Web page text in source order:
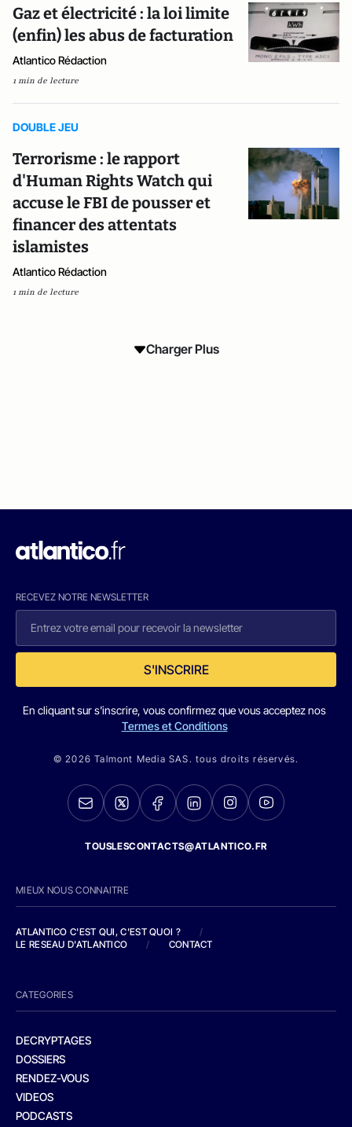
Gaz et électricité : la loi limite
(enfin) les abus de facturation
Atlantico Rédaction
1 min de lecture
DOUBLE JEU
Terrorisme : le rapport
d'Human Rights Watch qui
accuse le FBI de pousser et
financer des attentats
islamistes
Atlantico Rédaction
1 min de lecture
Charger Plus
RECEVEZ NOTRE NEWSLETTER
S'INSCRIRE
En cliquant sur s'inscrire, vous confirmez que vous acceptez nos
Termes et Conditions
© 2026 Talmont Media SAS. tous droits réservés.
TOUSLESCONTACTS@ATLANTICO.FR
MIEUX NOUS CONNAITRE
ATLANTICO C'EST QUI, C'EST QUOI ?
/
LE RESEAU D'ATLANTICO
/ CONTACT
CATEGORIES
DECRYPTAGES
DOSSIERS
RENDEZ-VOUS
VIDEOS
PODCASTS